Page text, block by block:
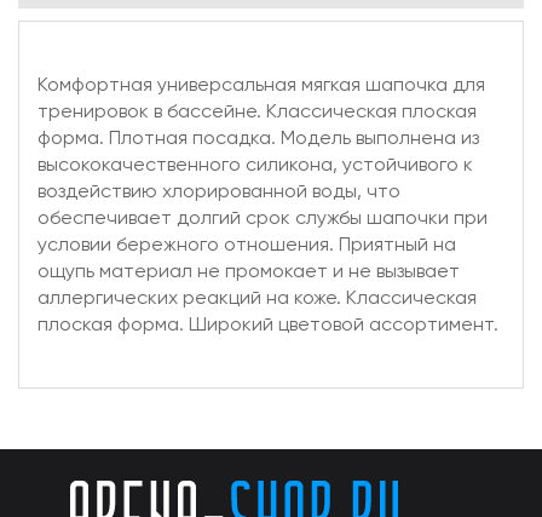
Комфортная универсальная мягкая шапочка для
тренировок в бассейне. Классическая плоская
форма. Плотная посадка. Модель выполнена из
высококачественного силикона, устойчивого к
воздействию хлорированной воды, что
обеспечивает долгий срок службы шапочки при
условии бережного отношения. Приятный на
ощупь материал не промокает и не вызывает
аллергических реакций на коже. Классическая
плоская форма. Широкий цветовой ассортимент.